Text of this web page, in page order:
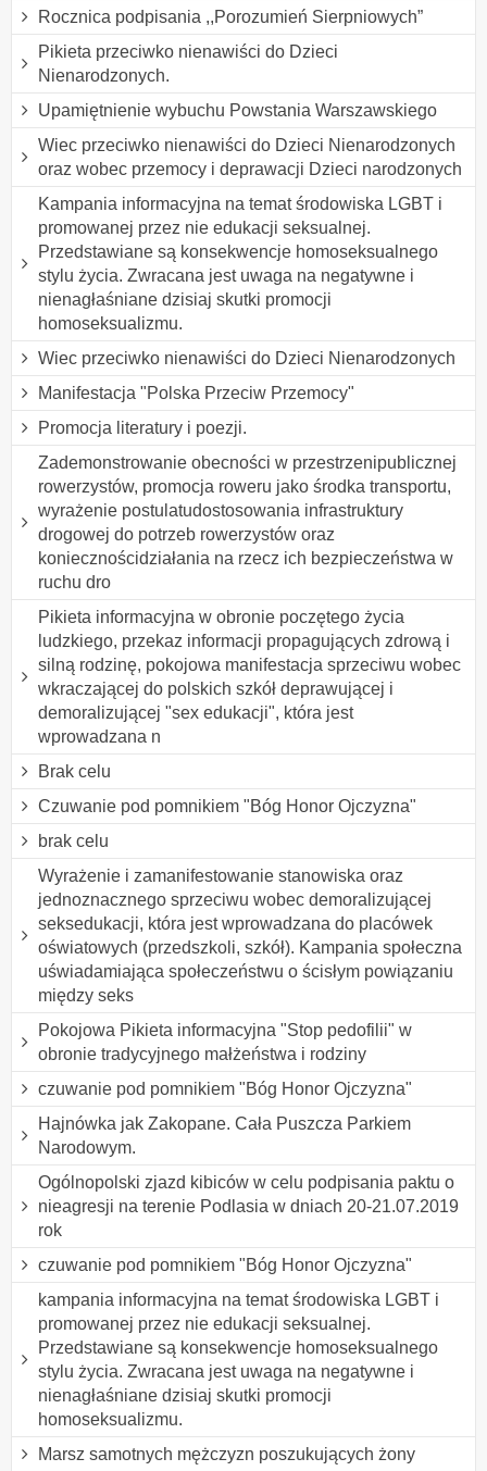
Rocznica podpisania ,,Porozumień Sierpniowych”
Pikieta przeciwko nienawiści do Dzieci
Nienarodzonych.
Upamiętnienie wybuchu Powstania Warszawskiego
Wiec przeciwko nienawiści do Dzieci Nienarodzonych
oraz wobec przemocy i deprawacji Dzieci narodzonych
Kampania informacyjna na temat środowiska LGBT i
promowanej przez nie edukacji seksualnej.
Przedstawiane są konsekwencje homoseksualnego
stylu życia. Zwracana jest uwaga na negatywne i
nienagłaśniane dzisiaj skutki promocji
homoseksualizmu.
Wiec przeciwko nienawiści do Dzieci Nienarodzonych
Manifestacja "Polska Przeciw Przemocy"
Promocja literatury i poezji.
Zademonstrowanie obecności w przestrzenipublicznej
rowerzystów, promocja roweru jako środka transportu,
wyrażenie postulatudostosowania infrastruktury
drogowej do potrzeb rowerzystów oraz
koniecznościdziałania na rzecz ich bezpieczeństwa w
ruchu dro
Pikieta informacyjna w obronie poczętego życia
ludzkiego, przekaz informacji propagujących zdrową i
silną rodzinę, pokojowa manifestacja sprzeciwu wobec
wkraczającej do polskich szkół deprawującej i
demoralizującej "sex edukacji", która jest
wprowadzana n
Brak celu
Czuwanie pod pomnikiem "Bóg Honor Ojczyzna"
brak celu
Wyrażenie i zamanifestowanie stanowiska oraz
jednoznacznego sprzeciwu wobec demoralizującej
seksedukacji, która jest wprowadzana do placówek
oświatowych (przedszkoli, szkół). Kampania społeczna
uświadamiająca społeczeństwu o ścisłym powiązaniu
między seks
Pokojowa Pikieta informacyjna "Stop pedofilii" w
obronie tradycyjnego małżeństwa i rodziny
czuwanie pod pomnikiem "Bóg Honor Ojczyzna"
Hajnówka jak Zakopane. Cała Puszcza Parkiem
Narodowym.
Ogólnopolski zjazd kibiców w celu podpisania paktu o
nieagresji na terenie Podlasia w dniach 20-21.07.2019
rok
czuwanie pod pomnikiem "Bóg Honor Ojczyzna"
kampania informacyjna na temat środowiska LGBT i
promowanej przez nie edukacji seksualnej.
Przedstawiane są konsekwencje homoseksualnego
stylu życia. Zwracana jest uwaga na negatywne i
nienagłaśniane dzisiaj skutki promocji
homoseksualizmu.
Marsz samotnych mężczyzn poszukujących żony